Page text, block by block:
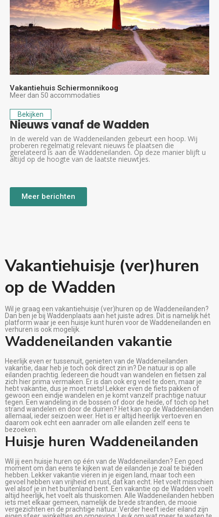
Vakantiehuis Schiermonnikoog
Meer dan 50 accommodaties
Bekijken
Nieuws vanaf de Wadden
In de wereld van de Waddeneilanden gebeurt een hoop. Wij
proberen regelmatig relevant nieuws te plaatsen die
gerelateerd is aan de Waddeneilanden. Op deze manier blijft u
altijd op de hoogte van de laatste nieuwtjes.
Meer berichten
Vakantiehuisje (ver)huren
op de Wadden
Wil je graag een vakantiehuisje (ver)huren op de Waddeneilanden?
Dan ben je bij Waddenplaats aan het juiste adres. Dit is namelijk hét
platform waar je een huisje kunt huren voor de Waddeneilanden en
verhuren is ook mogelijk.
Waddeneilanden vakantie
Heerlijk even er tussenuit, genieten van de Waddeneilanden
vakantie, daar heb je toch ook direct zin in? De natuur is op alle
eilanden prachtig. Iedereen die houdt van wandelen en fietsen zal
zich hier prima vermaken. Er is dan ook erg veel te doen, maar je
hebt vakantie, dus je moet niets! Lekker even de fiets pakken of
gewoon een eindje wandelen en je komt vanzelf prachtige natuur
tegen. Een wandeling in de bossen of door de heide, of toch op het
strand wandelen en door de duinen? Het kan op de Waddeneilanden
allemaal, ieder seizoen weer. Het is er altijd heerlijk vertoeven en
daarom ook echt een aanrader om alle eilanden zelf eens te
bezoeken.
Huisje huren Waddeneilanden
Wil jij een huisje huren op één van de Waddeneilanden? Een goed
moment om dan eens te kijken wat de eilanden je zoal te bieden
hebben. Lekker vakantie vieren in je eigen land, maar toch een
gevoel hebben van vrijheid en rust, dat kan echt. Het voelt misschien
wel alsof je in het buitenland bent. Een vakantie op de Wadden voelt
altijd heerlijk, het voelt als thuiskomen. Alle Waddeneilanden hebben
iets met elkaar gemeen, namelijk de brede stranden, de mooie
vergezichten en de prachtige natuur. Verder heeft ieder eiland zijn